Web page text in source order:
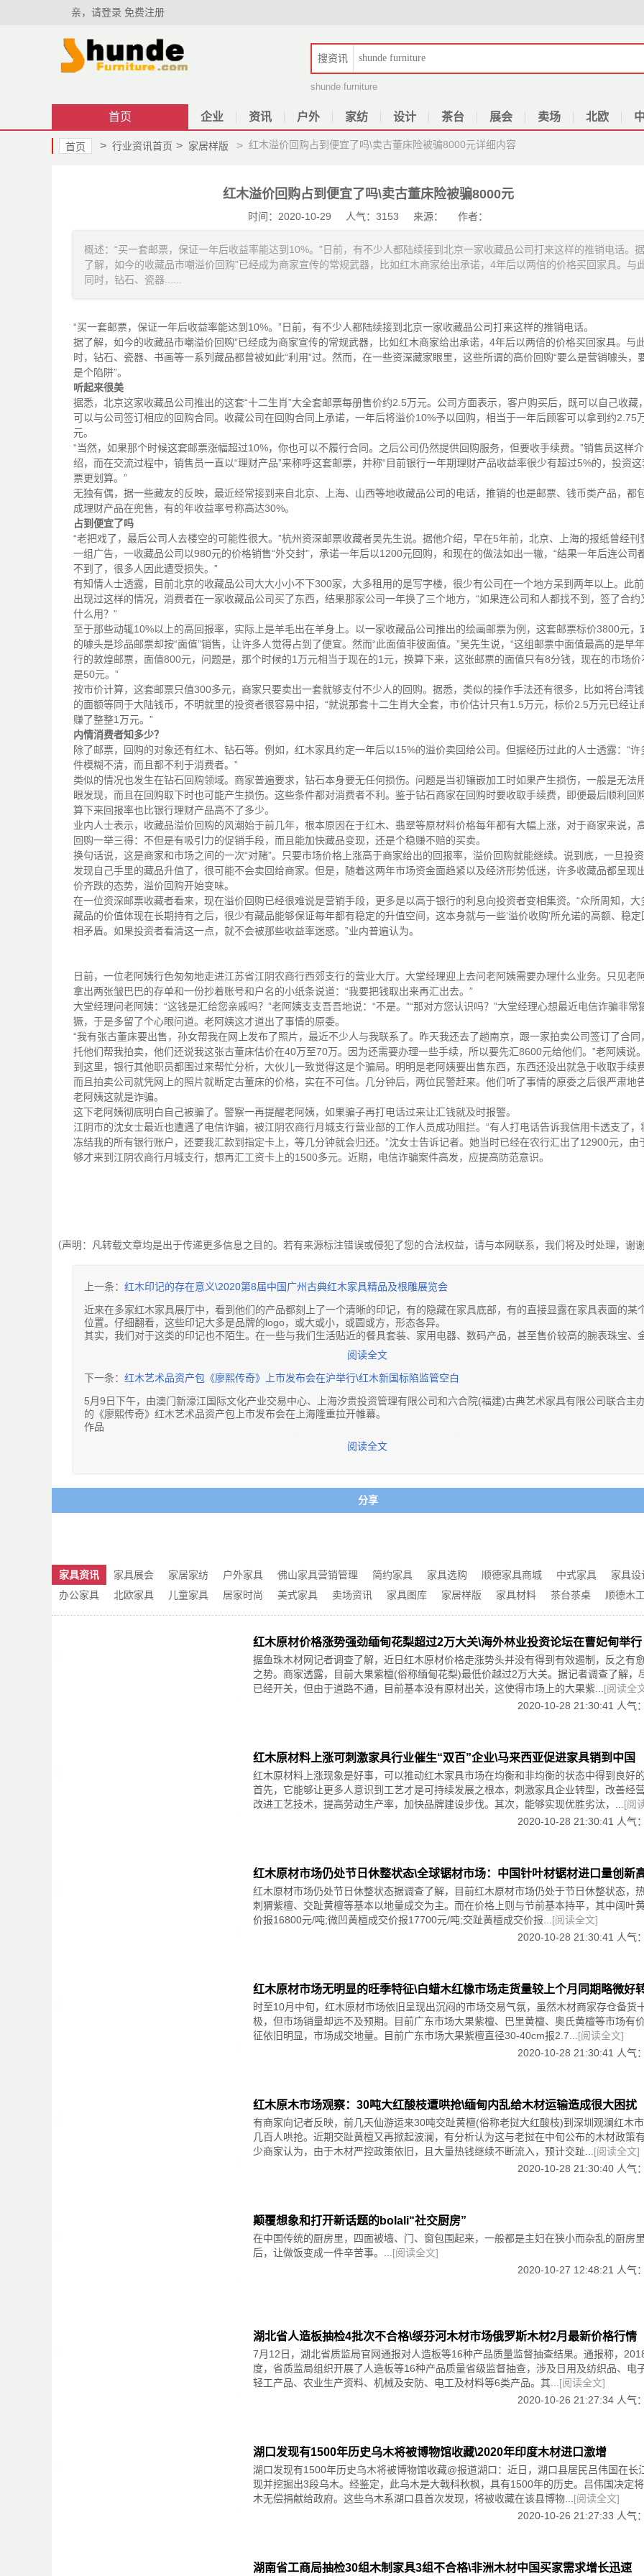
亲，请登录 免费注册
搜资讯
shunde furniture
首页 企业 资讯 户外 家纺 设计 茶台 展会 卖场 北欧
首页 > 行业资讯首页 > 家居样版 > 红木溢价回购占到便宜了吗\卖古董床险被骗8000元详细内容
红木溢价回购占到便宜了吗\卖古董床险被骗8000元
时间：2020-10-29 人气：3153 来源： 作者：
概述：“买一套邮票，保证一年后收益率能达到10%。”日前，有不少人都陆续接到北京一家收藏品公司打来这样的推销电话。据
了解，如今的收藏品市嘲溢价回购”已经成为商家宣传的常规武器，比如红木商家给出承诺，4年后以两倍的价格买回家具。与
同时，钻石、瓷器......
“买一套邮票，保证一年后收益率能达到10%。”日前，有不少人都陆续接到北京一家收藏品公司打来这样的推销电话。
据了解，如今的收藏品市嘲溢价回购”已经成为商家宣传的常规武器，比如红木商家给出承诺，4年后以两倍的价格买回家具。与
时，钻石、瓷器、书画等一系列藏品都曾被如此“利用”过。然而，在一些资深藏家眼里，这些所谓的高价回购“要么是营销噱头，
是个陷阱”。
听起来很美
据悉，北京这家收藏品公司推出的这套“十二生肖”大全套邮票每册售价约2.5万元。公司方面表示，客户购买后，既可以自己收藏
可以与公司签订相应的回购合同。收藏公司在回购合同上承诺，一年后将溢价10%予以回购，相当于一年后顾客可以拿到约2.75
元。
“当然，如果那个时候这套邮票涨幅超过10%，你也可以不履行合同。之后公司仍然提供回购服务，但要收手续费。”销售员这样介
绍，而在交流过程中，销售员一直以“理财产品”来称呼这套邮票，并称“目前银行一年期理财产品收益率很少有超过5%的，投资这
票更划算。”
无独有偶，据一些藏友的反映，最近经常接到来自北京、上海、山西等地收藏品公司的电话，推销的也是邮票、钱币类产品，都
成理财产品在兜售，有的年收益率号称高达30%。
占到便宜了吗
“老把戏了，最后公司人去楼空的可能性很大。”杭州资深邮票收藏者吴先生说。据他介绍，早在5年前，北京、上海的报纸曾经刊
一组广告，一收藏品公司以980元的价格销售“外交封”，承诺一年后以1200元回购，和现在的做法如出一辙，“结果一年后连公司
不到了，很多人因此遭受损失。”
有知情人士透露，目前北京的收藏品公司大大小小不下300家，大多租用的是写字楼，很少有公司在一个地方呆到两年以上。此
出现过这样的情况，消费者在一家收藏品公司买了东西，结果那家公司一年换了三个地方，“如果连公司和人都找不到，签了合约
什么用？”
至于那些动辄10%以上的高回报率，实际上是羊毛出在羊身上。以一家收藏品公司推出的绘画邮票为例，这套邮票标价3800元，
的噱头是珍品邮票却按“面值”销售，让许多人觉得占到了便宜。然而“此面值非彼面值。”吴先生说，“这组邮票中面值最高的是早
行的敦煌邮票，面值800元，问题是，那个时候的1万元相当于现在的1元，换算下来，这张邮票的面值只有8分钱，现在的市场价
是50元。”
按市价计算，这套邮票只值300多元，商家只要卖出一套就够支付不少人的回购。据悉，类似的操作手法还有很多，比如将台湾
的面额等同于大陆钱币，不明就里的投资者很容易中招，“就说那套十二生肖大全套，市价估计只有1.5万元，标价2.5万元已经让
赚了整整1万元。”
内情消费者知多少？
除了邮票，回购的对象还有红木、钻石等。例如，红木家具约定一年后以15%的溢价卖回给公司。但据经历过此的人士透露：“许
件模糊不清，而且都不利于消费者。”
类似的情况也发生在钻石回购领域。商家普遍要求，钻石本身要无任何损伤。问题是当初镶嵌加工时如果产生损伤，一般是无法
眼发现，而且在回购取下时也可能产生损伤。这些条件都对消费者不利。鉴于钻石商家在回购时要收取手续费，即便最后顺利回购
算下来回报率也比银行理财产品高不了多少。
业内人士表示，收藏品溢价回购的风潮始于前几年，根本原因在于红木、翡翠等原材料价格每年都有大幅上涨，对于商家来说，
回购一举三得：不但是有吸引力的促销手段，而且能加快藏品变现，还是个稳赚不赔的买卖。
换句话说，这是商家和市场之间的一次“对赌”。只要市场价格上涨高于商家给出的回报率，溢价回购就能继续。说到底，一旦投
发现自己手里的藏品升值了，很可能不会卖回给商家。但是，随着这两年市场资金面趋紧以及经济形势低迷，许多收藏品都呈现
价齐跌的态势，溢价回购开始变味。
在一位资深邮票收藏者看来，现在溢价回购已经很难说是营销手段，更多是以高于银行的利息向投资者变相集资。“众所周知，大
藏品的价值体现在长期持有之后，很少有藏品能够保证每年都有稳定的升值空间，这本身就与一些‘溢价收购’所允诺的高额、稳定
相矛盾。如果投资者看清这一点，就不会被那些收益率迷惑。”业内普遍认为。
日前，一位老阿姨行色匆匆地走进江苏省江阴农商行西郊支行的营业大厅。大堂经理迎上去问老阿姨需要办理什么业务。只见老
拿出两张皱巴巴的存单和一份抄着账号和户名的小纸条说道：“我要把钱取出来再汇出去。”
大堂经理问老阿姨：“这钱是汇给您亲戚吗？”老阿姨支支吾吾地说：“不是。”“那对方您认识吗？”大堂经理心想最近电信诈骗非常
獗，于是多留了个心眼问道。老阿姨这才道出了事情的原委。
“我有张古董床要出售，孙女帮我在网上发布了照片，最近不少人与我联系了。昨天我还去了趟南京，跟一家拍卖公司签订了合同
托他们帮我拍卖，他们还说我这张古董床估价在40万至70万。因为还需要办理一些手续，所以要先汇8600元给他们。”老阿姨说
到这里，银行其他职员都围过来帮忙分析，大伙儿一致觉得这是个骗局。明明是老阿姨要出售东西，东西还没出就急于收取手续费
而且拍卖公司就凭网上的照片就断定古董床的价格，实在不可信。几分钟后，两位民警赶来。他们听了事情的原委之后很严肃地
老阿姨这就是诈骗。
这下老阿姨彻底明白自己被骗了。警察一再提醒老阿姨，如果骗子再打电话过来让汇钱就及时报警。
江阴市的沈女士最近也遭遇了电信诈骗，被江阴农商行月城支行营业部的工作人员成功阻拦。“有人打电话告诉我信用卡透支了，
冻结我的所有银行账户，还要我汇款到指定卡上，等几分钟就会归还。”沈女士告诉记者。她当时已经在农行汇出了12900元，由
够才来到江阴农商行月城支行，想再汇工资卡上的1500多元。近期，电信诈骗案件高发，应提高防范意识。
（声明：凡转载文章均是出于传递更多信息之目的。若有来源标注错误或侵犯了您的合法权益，请与本网联系，我们将及时处理，谢谢
上一条： 红木印记的存在意义\2020第8届中国广州古典红木家具精品及根雕展览会
近来在多家红木家具展厅中，看到他们的产品都刻上了一个清晰的印记，有的隐藏在家具底部，有的直接显露在家具表面的某
位置。仔细翻看，这些印记大多是品牌的logo，或大或小，或圆或方，形态各异。
其实，我们对于这类的印记也不陌生。在一些与我们生活贴近的餐具套装、家用电器、数码产品，甚至售价较高的腕表珠宝、
器首饰上，都能看到这些以不同形式展示出来的品牌logo。别看这小小的一个印记，它可是企业推行品牌战略的必需品。
意义一：利于品牌做市场推广
logo多得让消费者眼花缭乱。但这其中也有很多的企业对品牌建设不是很重视，出现了红木品牌知名度与美誉度普遍不高，经
的知名红木品牌屈指可数的现象。红木家具在国内属于比较高端的产品，面向的消费者是具有一定经济实力、追求生活品质的。
他们比较重视红木家具的文化内涵、传统工艺以及整体品质，但并不意味着他们不重视品牌。
Logo是消费者认识品牌的最初印象，往往具有识别性，容易让消费者留下深刻印象，使品牌在同行中凸显出来。如果在红木家具
树立良好品牌形象的有效方式。
有一点值得注意的是，红木家具与其他木制家具有着很大的不同，它可以传承百年甚至千年之久。这就意味着刻在红木家具上的
品牌logo也将随之流传得更久远。
保护红木家具知识产权，已经说了很久。值得高兴的是，现在有不少红木人行动起来，开始寻求各种途径、各种方式来维护自
以及企业的合法权益。
区氏臻品选择将品牌logo刻在了家具底部
打磨上漆，变成自家的产品。这种毫不费力的“拿来主义”，是在掠夺企业的专利成果，侵害企业的知识产权，长久下去，还会严
在注重品牌运营的现代市场中，这样小小的品牌logo，不仅帮助红木家具企业实现增收，扩大市场份额，也让消费者见识到企
的诚意与用心。同时也展现了红木家具企业在产品创新以及知识产权保护上的坚定态度。下一步，企业还应更多考虑如何无缝
展馆名称：中国进出口商品交易会展馆(ChinaImportandExportFairPazhouComplex)
展商数量：总展商数700(中国展商数其他展商数)
观众数量：总人数65000(中国观众数其他观众数)
收藏家/投资者/社会名流/高消费者/土豪/车主/房主/企业主/人民群众;
政府机关/部队/邮政/艺术基金/银行投资机构/艺术品公司/拍卖行/博物馆/艺术馆/书画院;
艺术收藏市场/文化市场/古玩城/家居市场/商超;
高级酒店/会所/度假村/休闲娱乐场所;电视购物/房产商/建筑与装饰设计公司。
古典红木家具：紫檀木、黑酸枝木、红酸枝木、香枝木、花梨木、乌木、条纹乌木、阴沉木、鸡翅木等红木古典家具、红木艺术
生产加工技术：红木原材料、半成品、加工机械、木雕工具、家具配件、漆、打蜡制品等;
生产加工技术：红木原材料、半成品、加工机械、木雕工具、家具配件、漆、打蜡制品等;
其他艺术品、高端家居装饰艺术品、艺术摆件、陈列件;
广州——人口近1500万，社会消费零售总额和居民储蓄存款均居中国大陆首位，2013年人均消费社会总额超越京沪，成为中国
最能花钱的城市;广东、香港、澳门——中国经济发达最前沿，中国富人集群地之一;粤港澳大经济圈共荣的经济制度、千年特色
的岭南文化及领先全国的消费需求，博大精深的工艺美术文化温润着人们的生活与精神世界，营造了中国最大的古典家具根雕
奖活动等，将展览/销售/评奖融为一体，历届展会人流如潮涌，现场采购近乎疯狂，成交量年年上升!
阅读全文
下一条： 红木艺术品资产包《廖熙传奇》上市发布会在沪举行\红木新国标陷监管空白
5月9日下午，由澳门新濠江国际文化产业交易中心、上海汐贵投资管理有限公司和六合院(福建)古典艺术家具有限公司联合主
的《廖熙传奇》红木艺术品资产包上市发布会在上海隆重拉开帷幕。
作品
廖式工艺传承人庄南鹏、六合院(福建)古典艺术家具有限公司董事长朱志悦、著名作家、冯小刚电影《集结号》编剧杨金远、澳
门新濠江国际文化产业交易中心总裁孙珂、上海汐贵投资管理有限公司总经理王广财、中国电子商务协会大宗商品电子交易委员
永春上海商会领导及近二百名嘉宾参加了此次发布会，多家新闻媒体对此次发布会进行了报道。
发布会以“艺术国粹，重启传奇”为主题，为纪念晚清木雕巨匠——廖熙作品《代代相传皇宫椅》在巴拿巴万国博览会上摘获金奖
据悉，此次发行的资产包产权总规模5000万份，发行价为1元/份，总价值5000万元人民币，并在中国澳门新濠江文交中心公开
发售，这是红木艺术作品首次以产权发售的形式推向市场，有望引领高高在上的红木艺术品走下神坛，飞入寻常百姓家。
此次《廖熙传奇》红木艺术品资产包以澳门新濠江国际文化产业交易中心为产权指定交易场所，并委托业界著名的组合产权俱
并由中国平安保险公司承保，每项流程均严谨规范，符合标准，切实保障投资者的合法权益。
庄南鹏介绍中国木雕发展史及“廖氏工艺”在中国木雕史上的地位
作为《廖熙传奇》红木艺术品资产包的作者，庄南鹏先生在会上详细介绍了中国木雕发展史及“廖氏工艺”在中国木雕史上的地
位，并对资产包中若干重要作品作了艺术解读。作为廖氏工艺传承人，庄南鹏先生现任国际寿山石协会会长、中国工艺美术大
专家评委、中国木雕委员会专家组组长、中国工艺美术协会常务理事、福建省美术家协会副主席、厦门市工艺美术学会会长、
州大学厦门工艺美术学院教授、原院长等职务。庄南鹏先生学贯东西，拥有高超的工艺技法，集学院派理论与民间工艺体系于一
身，涵盖石雕、木雕、金属雕塑、漆画漆艺、壁画等多种领域的艺术创作，是工艺美术界为数不多的集大成者。其曾多次担任
一件优秀的木雕艺术品，离不开形、艺、材、韵等多角度的系统解读，它是中式传统文化的结晶。作为廖熙传奇红木艺术品资产
包的出品单位和管理机构，六合院(福建)古典艺术家具有限公司在董事长朱志悦先生的带领下，专注于传统文化及木雕艺术的继
承与推广。会上，朱志悦先生作了主题发言，向与会嘉宾详细介绍了廖熙的生平与贡献、红木产业投资前景及六合院的核心竞
朱志悦先生在发言中，透露六合院公司正计划斥资5000万拍摄以廖熙为题材的恢弘历史电视剧——《六合院》，并聘请国内著名
务府造办处创作古典家具、获得光绪皇帝嘉奖、巴拿马万国会获奖等众多历史事件，描述了一代名匠在历史交替之际的艺术人
生。目前已完成24集剧本的撰写，预计2015年10月开拍，并计划在央视及各大省级卫视播放，助力资产包价值提升。
文化产权组合作品实现了文化产业与金融资本的对接，通过市场交换获取经济利益，实现再生产的商品属性，有望成为继证券
地产之后中国第三大投资市场。此次《廖熙传奇》红木艺术品资产包的发行，是红木行业内的首创，有力地实现了“资本助推，
产业腾飞”，为产业发展开辟更加广阔的发展空间，在红木产业发展的道路上迈出的重要一步!
澳门文交中心的运营宗旨是体现“资本的文化表达，文化的资本实现”。其使命是：塑造文化项目的可交易性，打造“文化澳门”构
建澳门与內地的文化走廊。其经营范围中涵盖：文化项目投融资服务、文化艺术品產品及创意设计、新闻出版物、动漫游戏產
等各类文化项目產权、版权交易，明確注明有“文化项目及艺术品组合產权產品(份额)交易服务”。用其在文化项目的运营专业能
力、资本市场运作专业能力，搭建俱乐部投资会员与文化项目投资的桥樑。通过其善良管理使俱乐部投资会员的文化產业投资
目保值与增值。中瑞洋洋国际传媒有限公司成为澳门新濠江文交中心项目的发起人。
中国红木古典家具理事会常务副理事长
中国林业出版社《中国红木家具制作与解析百科全书》、《中国传统家具木工图谱》、《中式家具与软装配饰》等系列丛书主
《红木家具通用技术条件GB28010-2011》(以下简称“新国标”)强制性实施已有4个半月，北京商报记者在6月15日走访北京市场
2月1日，红木“新国标”正式实施。根据规定，红木家具必须配备使用说明书、产品质量明示卡、产品合格证，即“一书一卡一证”
齐全，否则禁止销售。然而，“新国标”明文规定的这条国家强制性标准，在实施4个半月之后，依然鲜有企业执行。
在十里河某著名卖场，北京商报记者却看到了另一种情形。在一个名叫“福星古月”展厅(也称“胡大侃红木超市”)，待售产品完全不
见明示卡踪影，仅有手写的产品标签，其中不少产品只以笼统的“老红木”来标示材质。对于明示卡的缺失，销售员解释为“我们现
在走品牌路线，主要以合同为主，会在交付产品时附上‘三包卡’”。另一个名叫“天红轩”的红木家具品牌，销售员对红木“新国标”
不知情，对“产品质量明示卡”更是一头雾水，产品标签也以手写，将材质称为“老挝红酸枝”、“红酸枝”等，一个价签原标为“老挝
红酸枝”又用手写为“檀香木”，让人根本分不清到底是什么材质。类似这样的情况还出现在西四环、南三环的多家红木家具专业市
自从“新国标”于2月1日正式实施以来，不少企业以“制作麻烦、高额印刷费用会增加成本”等说辞拖延制作质量明示卡，形成庞大
的观望大军，甚至还有人在侥幸地期盼红木“新国标”无疾而终。对于这种说法，中国家具协会传统家具专业委员会高级顾问王秀
林予以驳斥：“红木价格昂贵，大钱赚了，难道还在乎这点小成本？”他认为，心里有鬼的厂家才不敢明示，“‘明示卡’白纸黑字地
写明材料，如果有问题，消费者就有证据对簿公堂了，他们生怕被查出假货担责任，怎么可能主动明示？”
不能“明示”的另一个理由是，红木品种多、产地复杂，有的厂家也不明白材料从哪儿来的、是什么材质。友联红木总经理潘海英
阅读全文
分享
家具资讯 家具展会 家居家纺 户外家具 佛山家具营销管理 简约家具 家具选购 顺德家具商城 中式家具
家具设
办公家具
北欧家具 儿童家具 居家时尚 美式家具 卖场资讯 家具图库 家居样版 家具材料 茶台茶桌 顺德木
红木原材价格涨势强劲缅甸花梨超过2万大关\海外林业投资论坛在曹妃甸举行
据鱼珠木材网记者调查了解，近日红木原材价格走涨势头并没有得到有效遏制，反之有
之势。商家透露，目前大果紫檀(俗称缅甸花梨)最低价越过2万大关。据记者调查了解，
已经开关，但由于道路不通，目前基本没有原材出关，这使得市场上的大果紫... [阅读全
2020-10-28 21:30:41 人气
红木原材料上涨可刺激家具行业催生“双百”企业\马来西亚促进家具销到中国
红木原材料上涨现象是好事，可以推动红木家具市场在均衡和非均衡的状态中得到良好的
首先，它能够让更多人意识到工艺才是可持续发展之根本，刺激家具企业转型，改善经营
改进工艺技术，提高劳动生产率，加快品牌建设步伐。其次，能够实现优胜劣汰，... [阅
2020-10-28 21:30:41 人气
红木原材市场仍处节日休整状态\全球锯材市场：中国针叶材锯材进口量创新
红木原材市场仍处节日休整状态据调查了解，目前红木原材市场仍处于节日休整状态，
刺猬紫檀、交趾黄檀等基本以地量成交为主。而在价格上则与节前基本持平，其中阔叶
价报16800元/吨;微凹黄檀成交价报17700元/吨;交趾黄檀成交价报... [阅读全文]
2020-10-28 21:30:41 人气
红木原材市场无明显的旺季特征\白蜡木红橡市场走货量较上个月同期略微好
时至10月中旬，红木原材市场依旧呈现出沉闷的市场交易气氛，虽然木材商家存仓备货
极，但市场销量却远不及预期。目前广东市场大果紫檀、巴里黄檀、奥氏黄檀等市场有
征依旧明显，市场成交地量。目前广东市场大果紫檀直径30-40cm报2.7... [阅读全文]
2020-10-28 21:30:41 人气
红木原木市场观察：30吨大红酸枝遭哄抢\缅甸内乱给木材运输造成很大困扰
有商家向记者反映，前几天仙游运来30吨交趾黄檀(俗称老挝大红酸枝)到深圳观澜红木市
几百人哄抢。近期交趾黄檀又再掀起波澜，有分析认为这与老挝在中旬公布的木材政策
少商家认为，由于木材严控政策依旧，且大量热钱继续不断流入，预计交趾... [阅读全文]
2020-10-28 21:30:40 人气
颠覆想象和打开新话题的bolali“社交厨房”
在中国传统的厨房里，四面被墙、门、窗包围起来，一般都是主妇在狭小而杂乱的厨房
后，让做饭变成一件辛苦事。... [阅读全文]
2020-10-27 12:48:21 人气
湖北省人造板抽检4批次不合格\绥芬河木材市场俄罗斯木材2月最新价格行情
7月12日，湖北省质监局官网通报对人造板等16种产品质量监督抽查结果。通报称，
度，省质监局组织开展了人造板等16种产品质量省级监督抽查，涉及日用及纺织品、电子
轻工产品、农业生产资料、机械及安防、电工及材料等6类产品。其... [阅读全文]
2020-10-26 21:27:34 人气
湖口发现有1500年历史乌木将被博物馆收藏\2020年印度木材进口激增
湖口发现有1500年历史乌木将被博物馆收藏@报道湖口：近日，湖口县居民吕伟国在长
现并挖掘出3段乌木。经鉴定，此乌木是大戟科秋枫，具有1500年的历史。吕伟国决定
木无偿捐献给政府。这些乌木系湖口县首次发现，将被收藏在该县博物... [阅读全文]
2020-10-26 21:27:33 人气
湖南省工商局抽检30组木制家具3组不合格\非洲木材中国买家需求增长迅速